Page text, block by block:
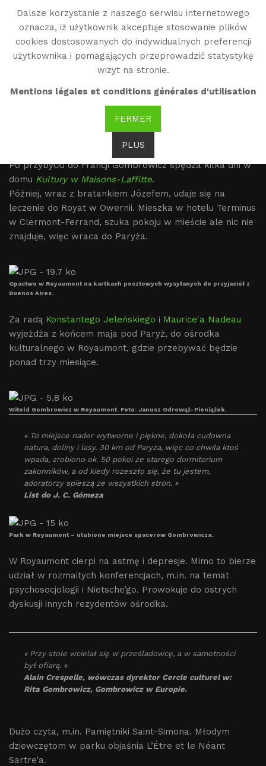
Dalsze korzystanie z naszego serwisu internetowego
oznacza, iż użytkownik akceptuje stosowanie plików
cookies dostosowanych do indywidualnych preferencji
użytkownika i pomagających przeprowadzić statystykę
wizyt na stronie.
Mentions légales et conditions générales d'utilisation
FERMER
PLUS
Witold Gombrowicz
We Francji : Royaumont i
Vence (1964-1969)
Po przybyciu do Francji Gombrowicz spędza kilka dni w
domu Kultury w Maisons-Laffitte.
Później, wraz z bratankiem Józefem, udaje się na
leczenie do Royat w Owernii. Mieszka w hotelu Terminus
w Clermont-Ferrand, szuka pokoju w mieście ale nic nie
znajduje, więc wraca do Paryża.
Opactwo w Royaumont na kartkach pocztowych wysyłanych do przyjaciół z
Buenos Aires.
Za radą Konstantego Jeleńskiego i Maurice'a Nadeau
wyjeżdża z końcem maja pod Paryż, do ośrodka
kulturalnego w Royaumont, gdzie przebywać będzie
ponad trzy miesiące.
Witold Gombrowicz w Royaumont. Foto: Janusz Odrowąż-Pieniążek.
« To miejsce nader wytworne i piękne, dokoła cudowna
natura, doliny i lasy. 30 km od Paryża, więc co chwila ktoś
wpada, zrobiono ok. 50 pokoi ze starego dormitorium
zakonników, a od kiedy rozeszło się, że tu jestem,
adoratorzy spieszą ze wszystkich stron. »
List do J. C. Gómeza
Park w Royaumont – ulubione miejsce spacerów Gombrowicza.
W Royaumont cierpi na astmę i depresje. Mimo to bierze
udział w rozmaitych konferencjach, m.in. na temat
psychosocjologii i Nietsche’go. Prowokuje do ostrych
dyskusji innych rezydentów ośrodka.
« Przy stole wcielał się w prześladowcę, a w samotności
był ofiarą. »
Alain Crespelle, wówczas dyrektor Cercle culturel w:
Rita Gombrowicz, Gombrowicz w Europie.
Dużo czyta, m.in. Pamiętniki Saint-Simona. Młodym
dziewczętom w parku objaśnia L’Étre et le Néant
Sartre’a.